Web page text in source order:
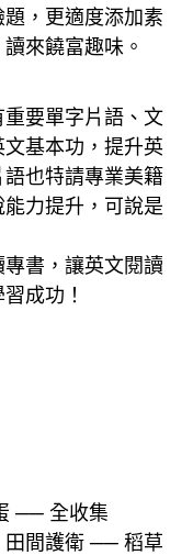
，更適度添加素
來饒富趣味。
要單字片語、文
基本功，提升英
也特請專業美籍
力提升，可說是
書，讓英文閱讀
成功！
── 全收集
間護衛 ── 稻草